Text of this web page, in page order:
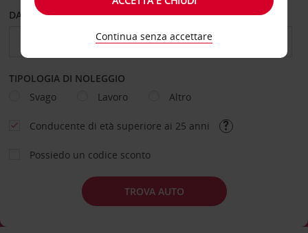
DAL GIORNO AL GIORNO
TIPOLOGIA DI NOLEGGIO
Svago
Lavoro Altro
Conducente di età superiore ai 25 anni
Possiedo un codice sconto
TROVA AUTO
Continua senza accettare